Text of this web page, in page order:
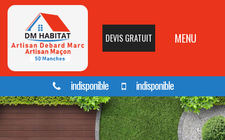
DEVIS GRATUIT MENU
indisponible indisponible